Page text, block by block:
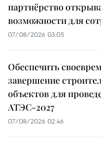
партнёрство
возможности для
07/08/2026 03:05
Обеспечить
завершение
объектов для
АТЭС-2027
07/08/2026 02:46